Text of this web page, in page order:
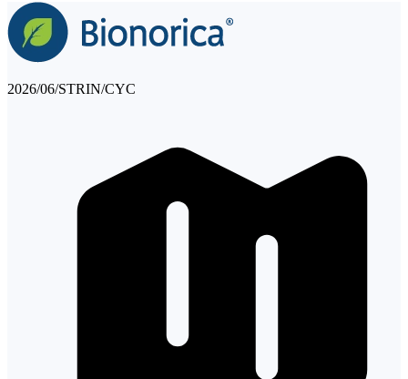
2026/06/STRIN/CYC